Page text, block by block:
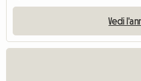
Vedi